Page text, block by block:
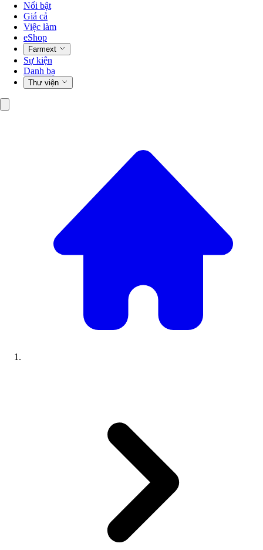
Nổi bật
Giá cả
Việc làm
eShop
Farmext
Sự kiện
Danh bạ
Thư viện